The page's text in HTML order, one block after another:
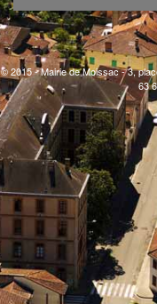
© 2015 - Mairie de Moissac - 3,
63